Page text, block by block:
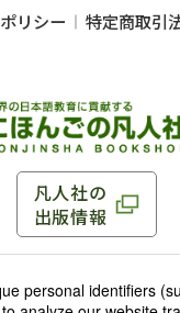
凡人社の
出版情報
千代田区平河町 1-3-
／FAX：03-3263-
リシー
特定商取引